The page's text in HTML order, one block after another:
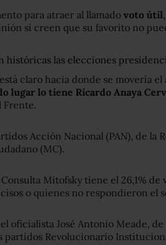
para atraer al llamado voto útil
si creen que su favorito no
históricas las elecciones
claro hacia donde se movería
lugar lo tiene Ricardo Anaya
Frente.
Acción Nacional (PAN), de la
(MC).
Mitofsky tiene el 26,1% de
o quienes no respondieron el
oficialista José Antonio Meade,
partidos Revolucionario